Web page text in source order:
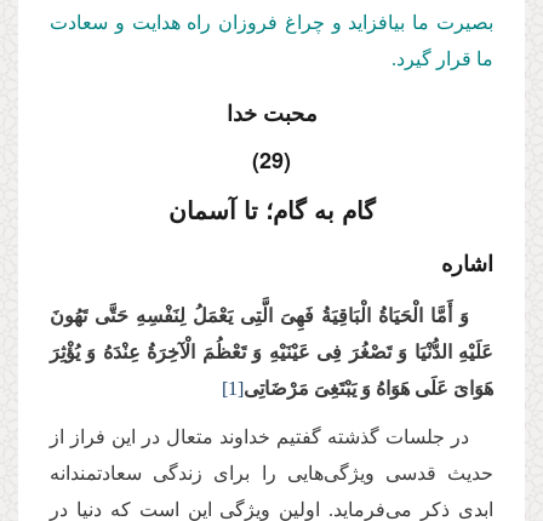
بصیرت ما بیافزاید و چراغ فروزان راه هدایت و سعادت
ما قرار گیرد.
محبت خدا
(29)
گام به گام؛ تا آسمان
اشاره
وَ أَمَّا الْحَیَاةُ الْبَاقِیَةُ فَهِیَ الَّتِی یَعْمَلُ لِنَفْسِهِ حَتَّى تَهُونَ
عَلَیْهِ الدُّنْیَا وَ تَصْغُرَ فِی‏ عَیْنَیْهِ‏ وَ تَعْظُمَ الْآخِرَةُ عِنْدَهُ وَ یُؤْثِرَ
هَوَایَ عَلَى هَوَاهُ وَ یَبْتَغِیَ مَرْضَاتِی[1]
در جلسات گذشته گفتیم خداوند متعال در این فراز از
حدیث قدسی ویژگی‌هایی را برای زندگی سعادتمندانه
ابدی ذکر می‌فرماید. اولین ویژگی این است که دنیا در